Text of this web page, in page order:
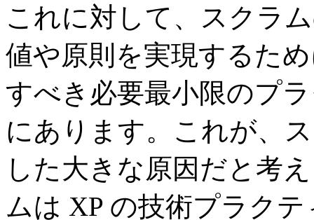
これに対して、スクラ
値や原則を実現するた
すべき必要最小限のプ
にあります。これが、
した大きな原因だと考
ムは XP の技術プラク